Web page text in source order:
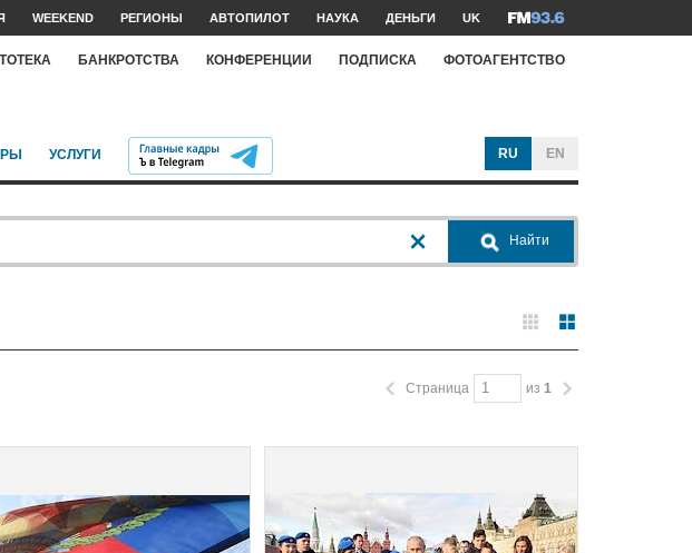
WEEKEND РЕГИОНЫ АВТОПИЛОТ НАУКА ДЕНЬГИ UK
БАНКРОТСТВА КОНФЕРЕНЦИИ ПОДПИСКА ФОТОАГЕНТСТВО
УСЛУГИ RU EN
Найти
Страница из 1